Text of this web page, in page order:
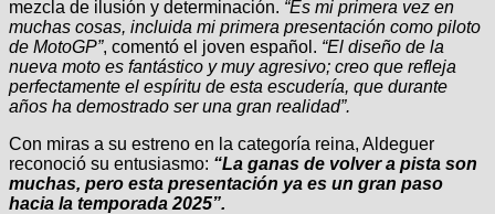
mezcla de ilusión y determinación. “Es mi primera vez en
muchas cosas, incluida mi primera presentación como piloto
de MotoGP”, comentó el joven español. “El diseño de la
nueva moto es fantástico y muy agresivo; creo que refleja
perfectamente el espíritu de esta escudería, que durante
años ha demostrado ser una gran realidad”.
Con miras a su estreno en la categoría reina, Aldeguer
reconoció su entusiasmo: “La ganas de volver a pista son
muchas, pero esta presentación ya es un gran paso
hacia la temporada 2025”.